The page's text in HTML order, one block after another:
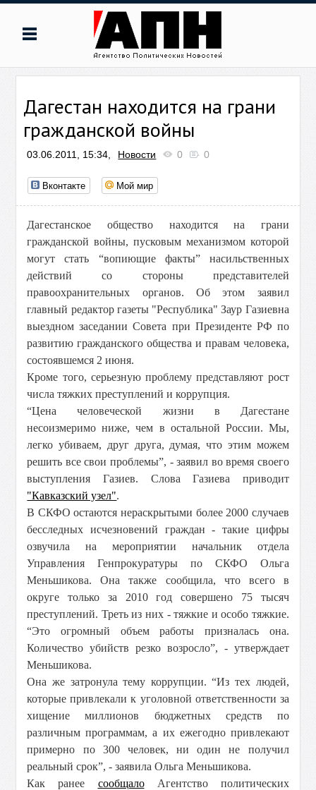
Дагестан находится на грани
гражданской войны
03.06.2011, 15:34, Новости 0 0
Вконтакте Мой мир
Дагестанское общество находится на грани
гражданской войны, пусковым механизмом которой
могут стать “вопиющие факты” насильственных
действий со стороны представителей
правоохранительных органов. Об этом заявил
главный редактор газеты "Республика" Заур Газиевна
выездном заседании Совета при Президенте РФ по
развитию гражданского общества и правам человека,
состоявшемся 2 июня.
Кроме того, серьезную проблему представляют рост
числа тяжких преступлений и коррупция.
“Цена человеческой жизни в Дагестане
несоизмеримо ниже, чем в остальной России. Мы,
легко убиваем, друг друга, думая, что этим можем
решить все свои проблемы”, - заявил во время своего
выступления Газиев. Слова Газиева приводит
"Кавказский узел".
В СКФО остаются нераскрытыми более 2000 случаев
бесследных исчезновений граждан - такие цифры
озвучила на мероприятии начальник отдела
Управления Генпрокуратуры по СКФО Ольга
Меньшикова. Она также сообщила, что всего в
округе только за 2010 год совершено 75 тысяч
преступлений. Треть из них - тяжкие и особо тяжкие.
“Это огромный объем работы призналась она.
Количество убийств резко возросло”, - утверждает
Меньшикова.
Она же затронула тему коррупции. “Из тех людей,
которые привлекали к уголовной ответственности за
хищение миллионов бюджетных средств по
различным программам, а их ежегодно привлекают
примерно по 300 человек, ни один не получил
реальный срок”, - заявила Ольга Меньшикова.
Как ранее сообщалоАгентство политических